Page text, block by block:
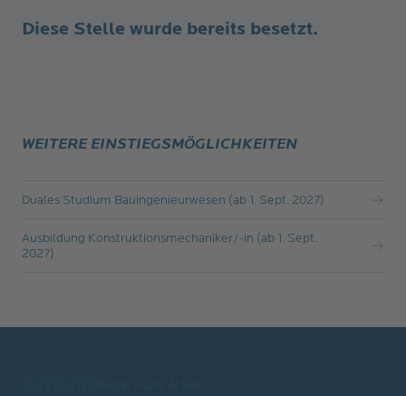
Diese Stelle wurde bereits besetzt.
WEITERE EINSTIEGSMÖGLICHKEITEN
Duales Studium Bauingenieurwesen (ab 1. Sept. 2027)
Ausbildung Konstruktionsmechaniker/-in (ab 1. Sept.
2027)